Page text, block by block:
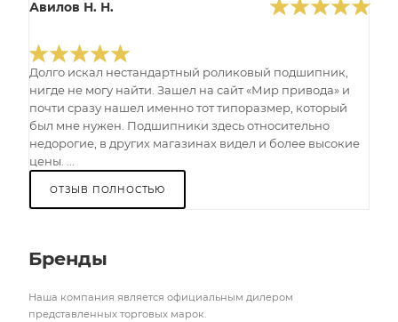
Авилов Н. Н.
Долго искал нестандартный роликовый подшипник,
нигде не могу найти. Зашел на сайт «Мир привода» и
почти сразу нашел именно тот типоразмер, который
был мне нужен. Подшипники здесь относительно
недорогие, в других магазинах видел и более высокие
цены. ...
ОТЗЫВ ПОЛНОСТЬЮ
Бренды
Наша компания является официальным дилером
представленных торговых марок.